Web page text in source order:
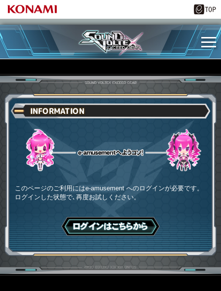
INFORMATION
このページのご利用にはe-amusement へのログインが必要です。
ログインした状態で､再度お試しください。
ログインはこちら